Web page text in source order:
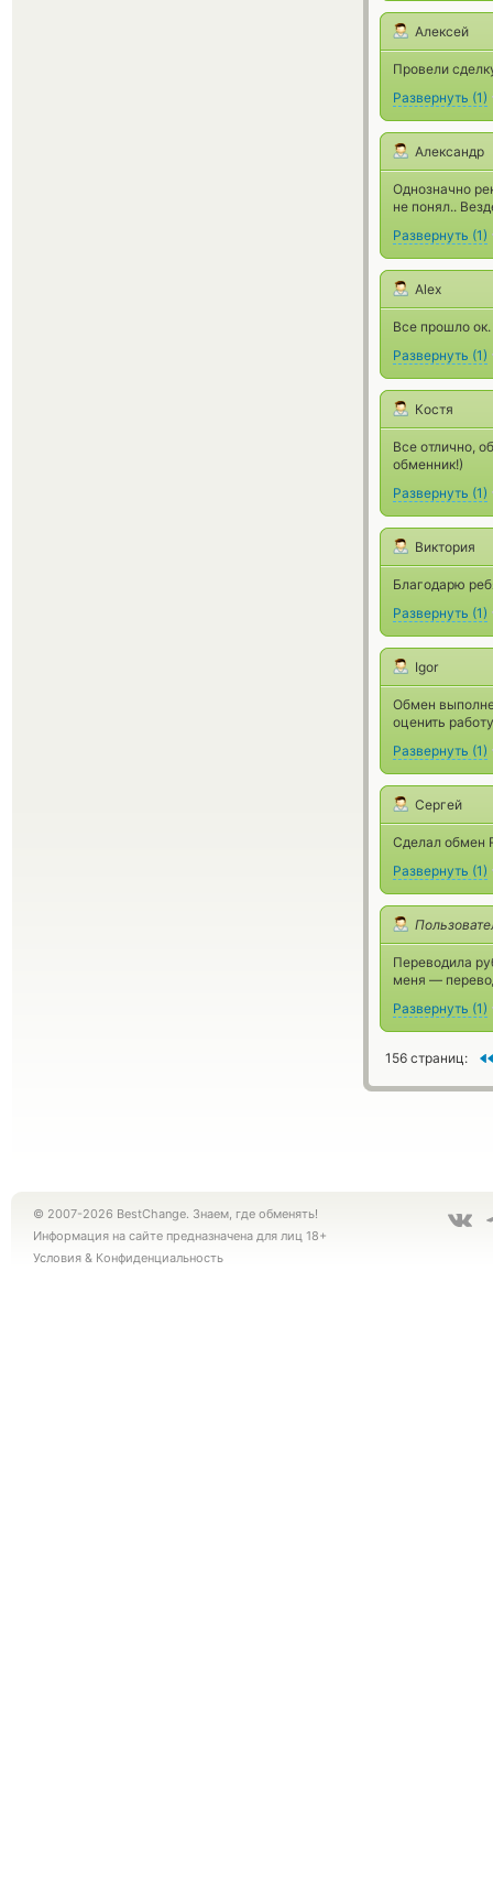
Алексей
Провели
Развернуть (1)
Александр
Однозначно
не понял..
Развернуть (1)
Alex
Все прошло ок.
Развернуть (1)
Костя
Все отлично,
обменник!)
Развернуть (1)
Виктория
Благодарю
Развернуть (1)
Igor
Обмен
оценить
Развернуть (1)
Сергей
Сделал обмен
Развернуть (1)
Переводила
меня —
Развернуть (1)
156 страниц:
© 2007-2026 BestChange. Знаем, где обменять!
Информация на сайте предназначена для лиц 18+
Условия & Конфиденциальность